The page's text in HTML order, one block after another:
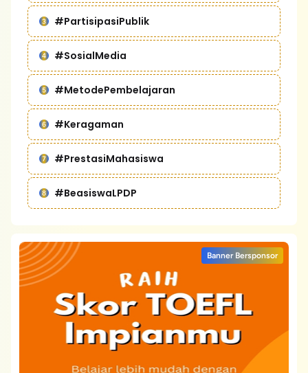
#PartisipasiPublik
#SosialMedia
#MetodePembelajaran
#Keragaman
#PrestasiMahasiswa
#BeasiswaLPDP
Banner Bersponsor